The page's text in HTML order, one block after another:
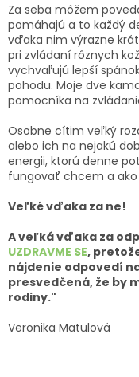
Za seba môžem
pomáhajú a to každý
vďaka nim výrazne
pri zvládaní rôznych
vychvaľujú lepší
pohodu. Moje dve
pomocníka na
Osobne cítim veľký
alebo ich na nejakú
energii, ktorú denne
fungovať chcem a
Veľké vďaka za ne!
A veľká vďaka za
UZDRAVME SE,
nájdenie odpovedí
presvedčená, že by
rodiny."
Veronika Matulová